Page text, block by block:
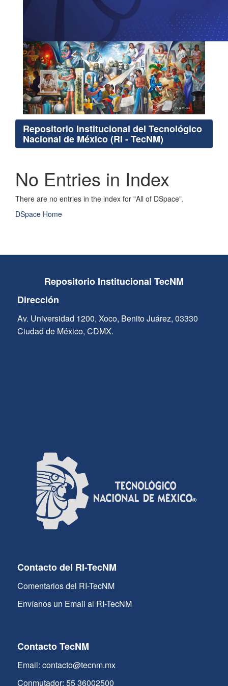
Repositorio Institucional del Tecnológico
Nacional de México (RI - TecNM)
No Entries in Index
There are no entries in the index for "All of DSpace".
DSpace Home
Repositorio Institucional TecNM
Dirección
Av. Universidad 1200, Xoco, Benito Juárez, 03330
Ciudad de México, CDMX.
Contacto del RI-TecNM
Comentarios del RI-TecNM
Envíanos un Email al RI-TecNM
Contacto TecNM
Email: contacto@tecnm.mx
Conmutador: 55 36002500